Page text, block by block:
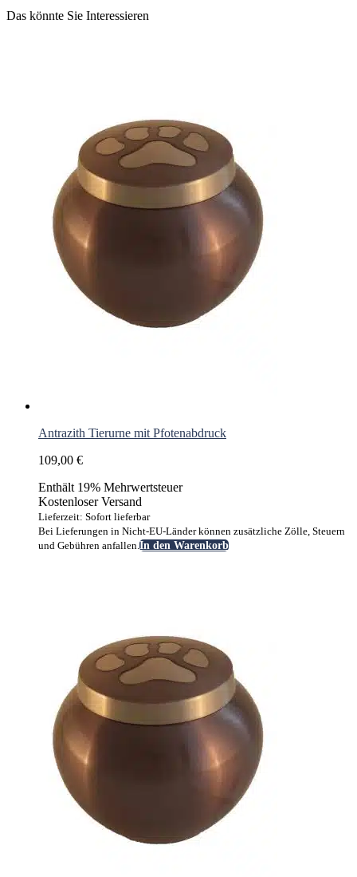
Das könnte Sie Interessieren
Antrazith Tierurne mit Pfotenabdruck
109,00 €
Enthält 19% Mehrwertsteuer
Kostenloser Versand
Lieferzeit: Sofort lieferbar
Bei Lieferungen in Nicht-EU-Länder können zusätzliche Zölle, Steuern
und Gebühren anfallen.In den Warenkorb